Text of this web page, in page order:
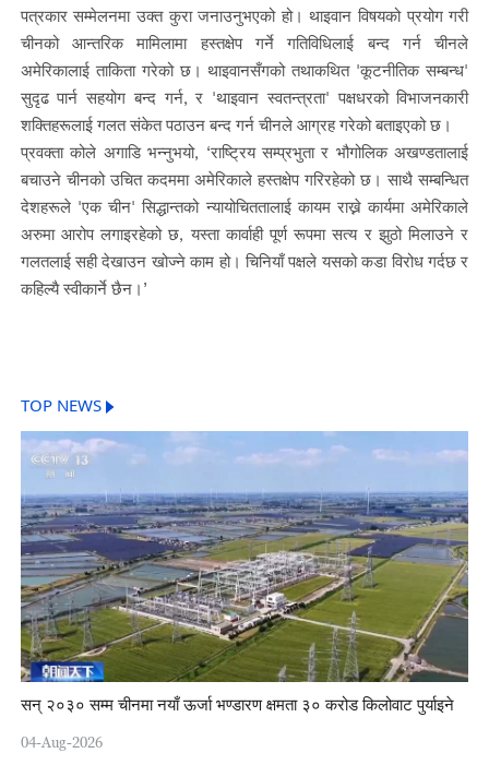
पत्रकार सम्मेलनमा उक्त कुरा जनाउनुभएको हो। थाइवान विषयको प्रयोग गरी
चीनको आन्तरिक मामिलामा हस्तक्षेप गर्ने गतिविधिलाई बन्द गर्न चीनले
अमेरिकालाई ताकिता गरेको छ। थाइवानसँगको तथाकथित 'कूटनीतिक सम्बन्ध'
सुदृढ पार्न सहयोग बन्द गर्न, र 'थाइवान स्वतन्त्रता' पक्षधरको विभाजनकारी
शक्तिहरूलाई गलत संकेत पठाउन बन्द गर्न चीनले आग्रह गरेको बताइएको छ।
प्रवक्ता कोले अगाडि भन्नुभयो, ‘राष्ट्रिय सम्प्रभुता र भौगोलिक अखण्डतालाई
बचाउने चीनको उचित कदममा अमेरिकाले हस्तक्षेप गरिरहेको छ। साथै सम्बन्धित
देशहरूले 'एक चीन' सिद्धान्तको न्यायोचिततालाई कायम राख्ने कार्यमा अमेरिकाले
अरुमा आरोप लगाइरहेको छ, यस्ता कार्वाही पूर्ण रूपमा सत्य र झुठो मिलाउने र
गलतलाई सही देखाउन खोज्ने काम हो। चिनियाँ पक्षले यसको कडा विरोध गर्दछ र
कहिल्यै स्वीकार्ने छैन।’
TOP NEWS
सन् २०३० सम्म चीनमा नयाँ ऊर्जा भण्डारण क्षमता ३० करोड किलोवाट पुर्याइने
04-Aug-2026